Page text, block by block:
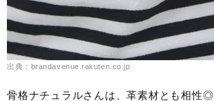
出典：brandavenue.rakuten.co.jp
骨格ナチュラルさんは、革素材とも相性◎